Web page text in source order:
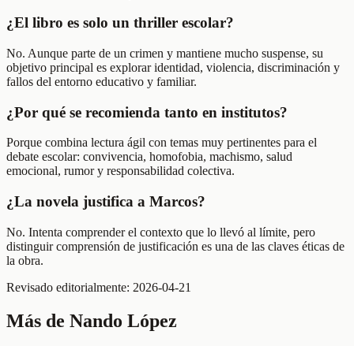
¿El libro es solo un thriller escolar?
No. Aunque parte de un crimen y mantiene mucho suspense, su
objetivo principal es explorar identidad, violencia, discriminación y
fallos del entorno educativo y familiar.
¿Por qué se recomienda tanto en institutos?
Porque combina lectura ágil con temas muy pertinentes para el
debate escolar: convivencia, homofobia, machismo, salud
emocional, rumor y responsabilidad colectiva.
¿La novela justifica a Marcos?
No. Intenta comprender el contexto que lo llevó al límite, pero
distinguir comprensión de justificación es una de las claves éticas de
la obra.
Revisado editorialmente: 2026-04-21
Más de Nando López